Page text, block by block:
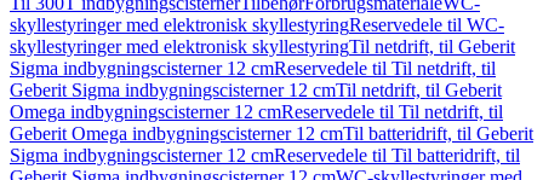
skyllestyringer med elektronisk skyllestyringReservedele til WC-
skyllestyringer med elektronisk skyllestyringTil netdrift, til Geberit
Sigma indbygningscisterner 12 cmReservedele til Til netdrift, til
Geberit Sigma indbygningscisterner 12 cmTil netdrift, til Geberit
Omega indbygningscisterner 12 cmReservedele til Til netdrift, til
Geberit Omega indbygningscisterner 12 cmTil batteridrift, til Geberit
Sigma indbygningscisterner 12 cmReservedele til Til batteridrift, til